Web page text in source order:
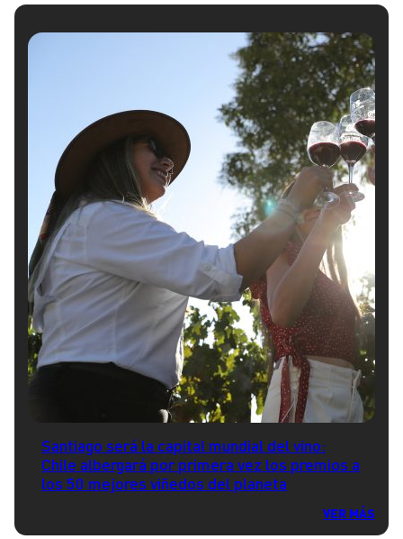
Santiago será la capital mundial del vino:
Chile albergará por primera vez los premios a
los 50 mejores viñedos del planeta
VER MÁS